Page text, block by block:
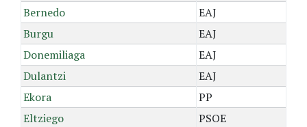
Bernedo
EAJ
Burgu
EAJ
Donemiliaga
EAJ
Dulantzi
EAJ
Ekora
PP
Eltziego
PSOE